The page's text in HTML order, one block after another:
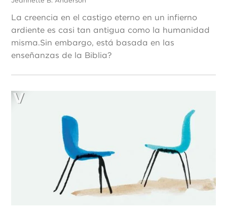
La creencia en el castigo eterno en un infierno
ardiente es casi tan antigua como la humanidad
misma.Sin embargo, está basada en las
enseñanzas de la Biblia?